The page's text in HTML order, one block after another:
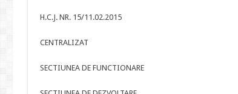
H.C.J. NR. 15/11.02.2015
CENTRALIZAT
SECTIUNEA DE FUNCTIONARE